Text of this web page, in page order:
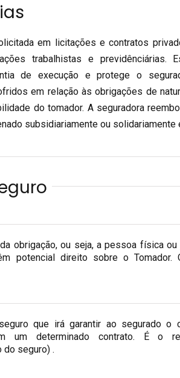
em licitações e contratos
trabalhistas e previdênciárias.
de execução e protege o
em relação às obrigações de
do tomador. A seguradora
subsidiariamente ou solidariamente
obrigação, ou seja, a pessoa física ou
potencial direito sobre o Tomador.
que irá garantir ao segurado o
um determinado contrato. É o
do seguro) .